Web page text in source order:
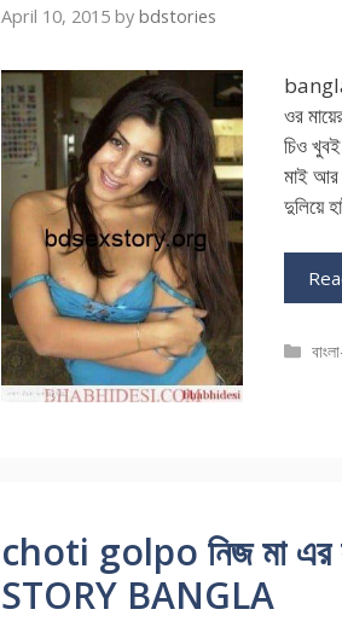
April 10, 2015 by bdstories
bangla
ওর
চিও
মাই আর
দুলিয়ে
choti golpo নিজ মা এর
STORY BANGLA